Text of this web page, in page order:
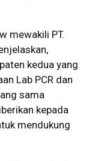
mewakili PT.
kedua yang
Lab PCR dan
sama
kepada
mendukung